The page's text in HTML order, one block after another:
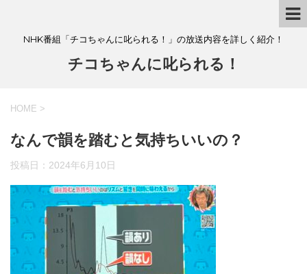
NHK番組「チコちゃんに叱られる！」の放送内容を詳しく紹介！
チコちゃんに叱られる！
HOME >
なんで韻を踏むと気持ちいいの？
投稿日： 2024年6月10日